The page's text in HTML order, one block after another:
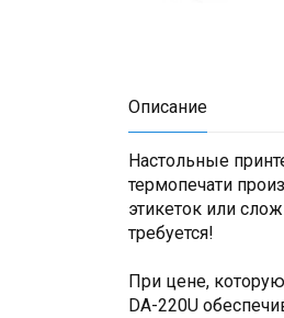
Описание
Настольные
термопечати
этикеток или
требуется!
При цене,
DA-220U